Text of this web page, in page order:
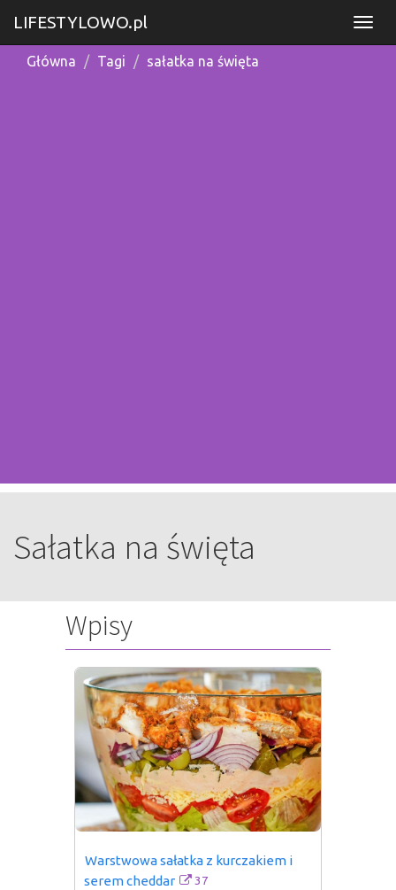
LIFESTYLOWO.pl
Główna Tagi sałatka na święta
Sałatka na święta
Wpisy
Warstwowa sałatka z kurczakiem i
serem cheddar
37